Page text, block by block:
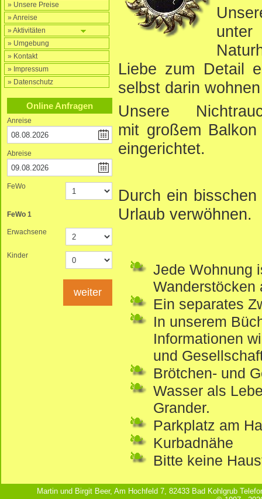
» Unsere Preise
» Anreise
» Aktivitäten
» Umgebung
» Kontakt
» Impressum
» Datenschutz
Online Anfragen
Anreise
Abreise
FeWo
FeWo 1
Erwachsene
Kinder
weiter
Liebe zum Detail
selbst darin
Unsere
mit großem
eingerichtet.
Durch ein
Urlaub verwöhnen.
Jede Wohnung
Wanderstöcken
Ein separates
In unserem
Informationen
und
Brötchen- und
Wasser als
Grander.
Parkplatz am
Kurbadnähe
Bitte keine
Martin und Birgit Beer, Am Hochfeld 7, 82433 Bad Kohlgrub